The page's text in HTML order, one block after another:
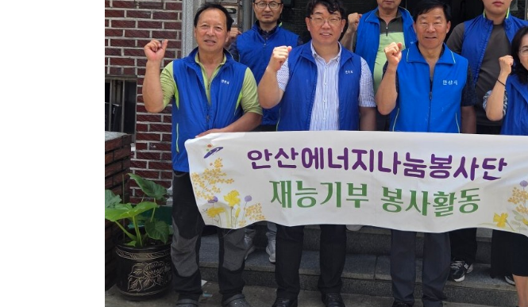
2020년6월21일, 부분 '일식'이 시작
됐다.